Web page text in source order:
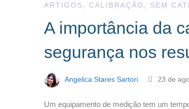
ARTIGOS CALIBRAÇÃO SEM
A importância da
segurança nos
Angelica Stares Sartori 23 de
Um equipamento de medição tem um